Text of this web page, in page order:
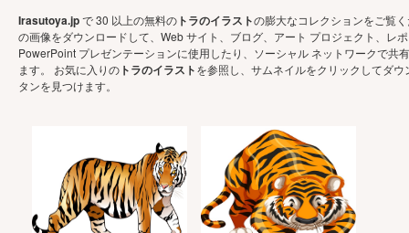
Irasutoya.jpで 30 以上の無料の トラのイラストの膨大なコレクションをご覧
の画像をダウンロードして、Web サイト、ブログ、アート プロジェクト、レ
PowerPoint プレゼンテーションに使用したり、ソーシャル ネットワークで共
ます。 お気に入りの トラのイラストを参照し、サムネイルをクリックしてダウ
タンを見つけます。